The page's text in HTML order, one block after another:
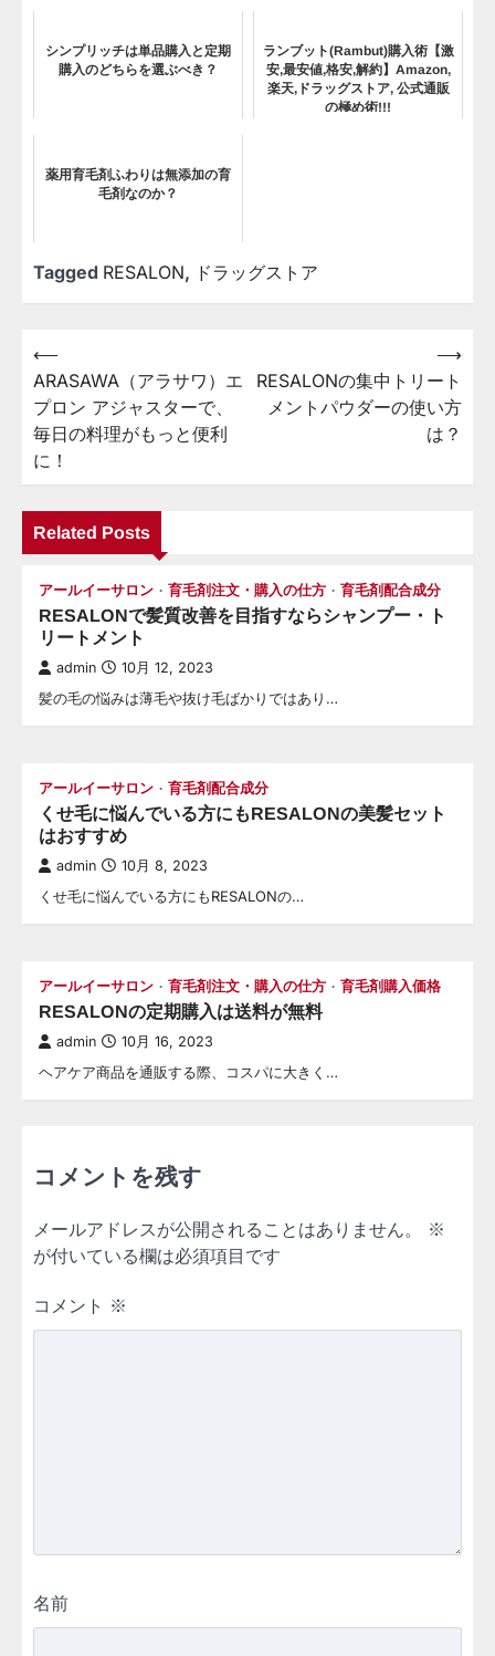
シンプリッチは単品購入と定期
購入のどちらを選ぶべき？
ランブット(Rambut)購入術【激
安,最安値,格安,解約】Amazon,
楽天,ドラッグストア, 公式通販
の極め術!!!
薬用育毛剤ふわりは無添加の育
毛剤なのか？
Tagged RESALON, ドラッグストア
投
稿
ナ
ビ
ー
シ
ョ
ン
⟵
ARASAWA（アラサワ）エ
プロン アジャスターで、
毎日の料理がもっと便利
に！
RESALONの集中トリート
メントパウダーの使い方
は？
⟶
Related Posts
アールイーサロン 育毛剤注文・購入の仕方 育毛剤配合成分
RESALONで髪質改善を目指すならシャンプー・ト
リートメント
admin 10月 12, 2023
髪の毛の悩みは薄毛や抜け毛ばかりではあり…
アールイーサロン 育毛剤配合成分
くせ毛に悩んでいる方にもRESALONの美髪セット
はおすすめ
admin 10月 8, 2023
くせ毛に悩んでいる方にもRESALONの…
アールイーサロン 育毛剤注文・購入の仕方 育毛剤購入価格
RESALONの定期購入は送料が無料
admin 10月 16, 2023
ヘアケア商品を通販する際、コスパに大きく…
コメントを残す
メールアドレスが公開されることはありません。
※
が付いている欄は必須項目です
コメント ※
名前